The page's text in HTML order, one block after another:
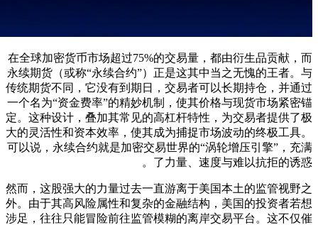
在全球加密货币市场超过75%的交易量，都由衍生品贡献，而
永续期货（或称“永续合约”）正是这其中当之无愧的王者。与
传统期货不同，它没有到期日，交易者可以长期持仓，并通过
一个名为“资金费率”的精妙机制，使其价格与现货市场紧密锚
定。这种设计，叠加其常见的高杠杆特性，为交易者提供了极
大的灵活性和资本效率，使其成为捕捉市场波动的终极工具。
可以说，永续合约就是加密交易世界的“涡轮增压引擎”，充满
了力量、速度与难以抗拒的诱惑。
然而，这股强大的力量过去一直游离于美国本土的监管视野之
外。由于其高风险属性和复杂的金融结构，美国的投资者若想
涉足，往往只能冒险前往监管模糊的离岸交易平台。这不仅催